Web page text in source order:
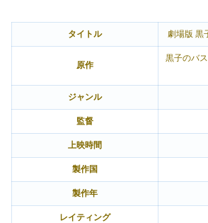
タイトル 劇場版 黒
原作
黒子のバ
ジャンル
監督
上映時間
製作国
製作年
レイティング